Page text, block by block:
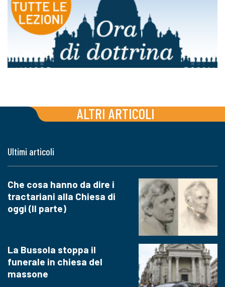
ALTRI ARTICOLI
Ultimi articoli
Che cosa hanno da dire i
tractariani alla Chiesa di
oggi (II parte)
La Bussola stoppa il
funerale in chiesa del
massone